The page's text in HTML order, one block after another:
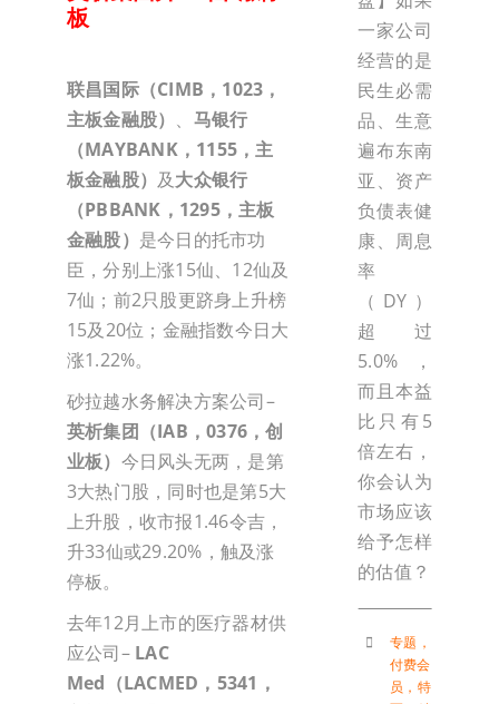
板
联昌国际（CIMB，1023，
主板金融股） 、 马银行
（MAYBANK，1155，主
板金融股） 及大众银行
（PBBANK，1295，主板
金融股） 是今日的托市功
臣，分别上涨15仙、12仙及
7仙；前2只股更跻身上升榜
15及20位；金融指数今日大
涨1.22%。
砂拉越水务解决方案公司–
英析集团（IAB，0376，创
业板） 今日风头无两，是第
3大热门股，同时也是第5大
上升股，收市报1.46令吉，
升33仙或29.20%，触及涨
停板。
去年12月上市的医疗器材供
应公司– LAC
Med（LACMED，5341，
一家公司
经营的是
民生必需
品、生意
遍布东南
亚、资产
负债表健
康、周息
率
（DY）
超过
5.0%，
而且本益
比只有5
倍左右，
你会认为
市场应该
给予怎样
的估值？
专题 ，
付费会
员 ， 特